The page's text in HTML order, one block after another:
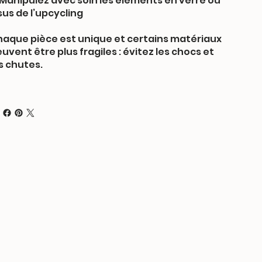
de l’upcycling
pièce est unique et certains matériaux
être plus fragiles : évitez les chocs et
chutes.